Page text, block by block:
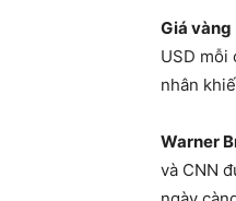
Giá vàng
USD mỗi
nhân
Warner
và CNN